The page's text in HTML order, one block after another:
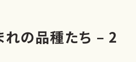
れの品種たち – 2